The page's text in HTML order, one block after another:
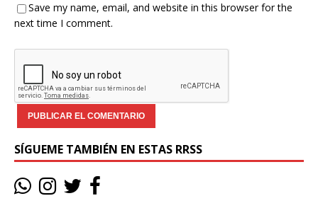
Save my name, email, and website in this browser for the
next time I comment.
SÍGUEME TAMBIÉN EN ESTAS RRSS